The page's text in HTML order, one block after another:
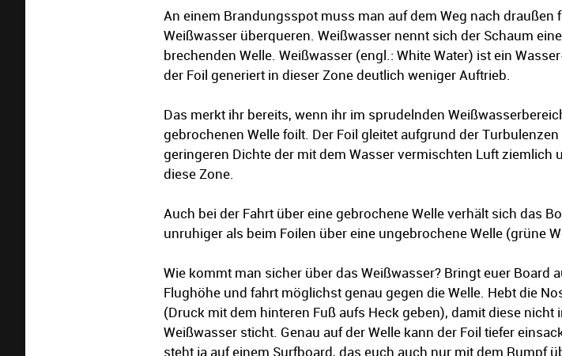
An einem Brandungsspot muss man auf dem Weg nach draußen
Weißwasser überqueren. Weißwasser nennt sich der Schaum
brechenden Welle. Weißwasser (engl.: White Water) ist ein
der Foil generiert in dieser Zone deutlich weniger Auftrieb.
Das merkt ihr bereits, wenn ihr im sprudelnden
gebrochenen Welle foilt. Der Foil gleitet aufgrund der
geringeren Dichte der mit dem Wasser vermischten Luft ziemlich
diese Zone.
Auch bei der Fahrt über eine gebrochene Welle verhält sich das
unruhiger als beim Foilen über eine ungebrochene Welle (grüne
Wie kommt man sicher über das Weißwasser? Bringt euer Board
Flughöhe und fahrt möglichst genau gegen die Welle. Hebt die
(Druck mit dem hinteren Fuß aufs Heck geben), damit diese nicht
Weißwasser sticht. Genau auf der Welle kann der Foil tiefer
steht ja auf einem Surfboard, das euch auch nur mit dem Rumpf